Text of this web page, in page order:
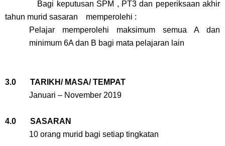
Bagi keputusan SPM , PT3 dan peperiksaan akhir
tahun murid sasaran memperolehi :
Pelajar memperolehi maksimum semua A dan
minimum 6A dan B bagi mata pelajaran lain
3.0 TARIKH/ MASA/ TEMPAT
Januari – November 2019
4.0 SASARAN
10 orang murid bagi setiap tingkatan